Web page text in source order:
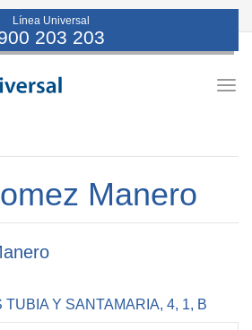
Línea Universal
203 203
Manero
TUBIA Y SANTAMARIA, 4, 1, B